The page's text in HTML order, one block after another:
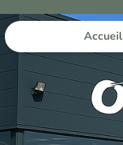
Accueil